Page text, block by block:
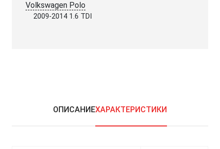
Volkswagen Polo
2009-2014 1.6 TDI
ОПИСАНИЕХАРАКТЕРИСТИКИ